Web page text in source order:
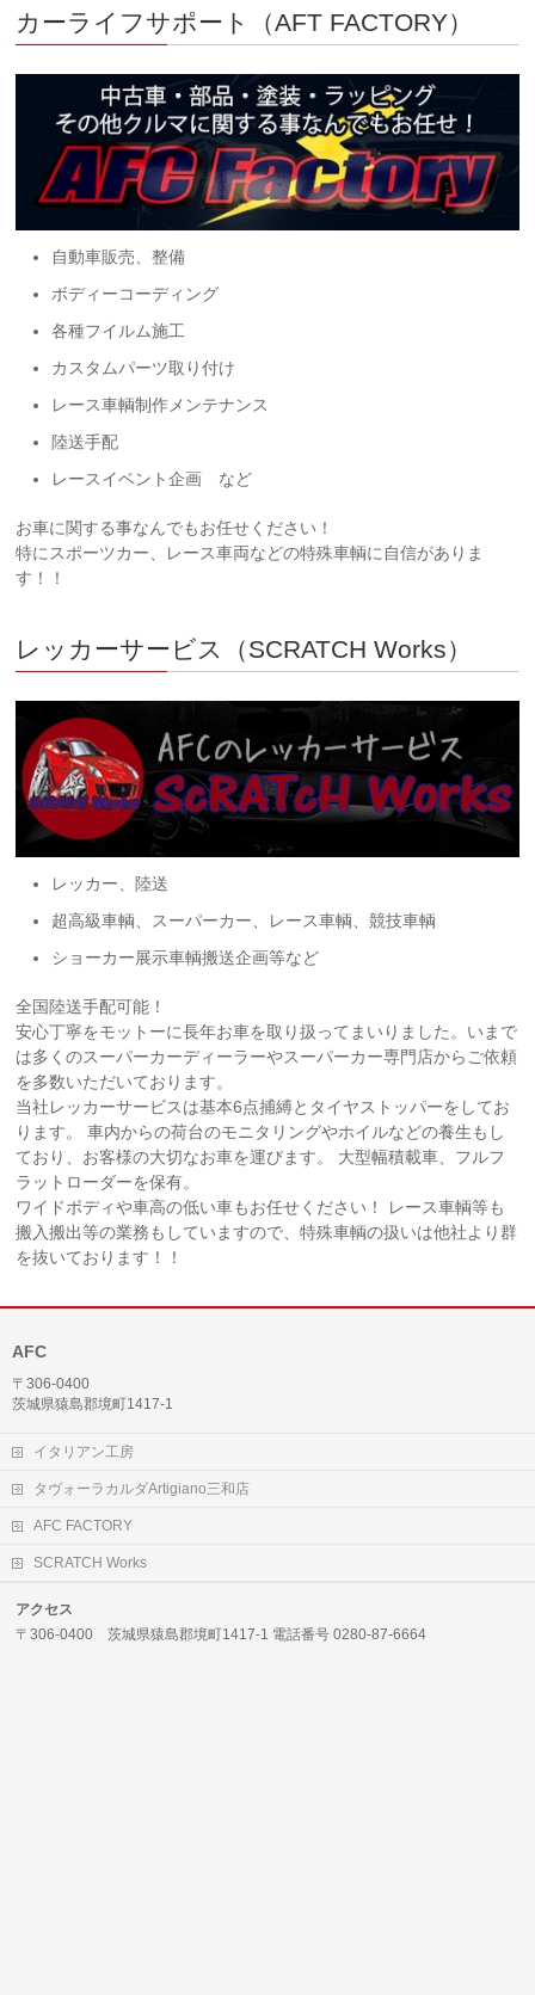
カーライフサポート（AFT FACTORY）
自動車販売、整備
ボディーコーディング
各種フイルム施工
カスタムパーツ取り付け
レース車輌制作メンテナンス
陸送手配
レースイベント企画 など
お車に関する事なんでもお任せください！
特にスポーツカー、レース車両などの特殊車輌に自信がありま
す！！
レッカーサービス（SCRATCH Works）
レッカー、陸送
超高級車輌、スーパーカー、レース車輌、競技車輌
ショーカー展示車輌搬送企画等など
全国陸送手配可能！
安心丁寧をモットーに長年お車を取り扱ってまいりました。いまで
は多くのスーパーカーディーラーやスーパーカー専門店からご依頼
を多数いただいております。
当社レッカーサービスは基本6点捕縛とタイヤストッパーをしてお
ります。 車内からの荷台のモニタリングやホイルなどの養生もし
ており、お客様の大切なお車を運びます。 大型幅積載車、フルフ
ラットローダーを保有。
ワイドボディや車高の低い車もお任せください！ レース車輌等も
搬入搬出等の業務もしていますので、特殊車輌の扱いは他社より群
を抜いております！！
AFC
〒306-0400
茨城県猿島郡境町1417-1
イタリアン工房
タヴォーラカルダArtigiano三和店
AFC FACTORY
SCRATCH Works
アクセス
〒306-0400 茨城県猿島郡境町1417-1 電話番号 0280-87-6664